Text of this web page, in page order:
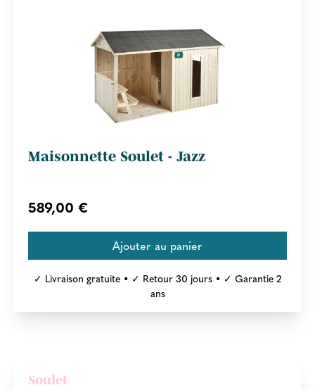
Maisonnette Soulet - Jazz
589,00 €
✓ Livraison gratuite • ✓ Retour 30 jours • ✓ Garantie 2
ans
Soulet